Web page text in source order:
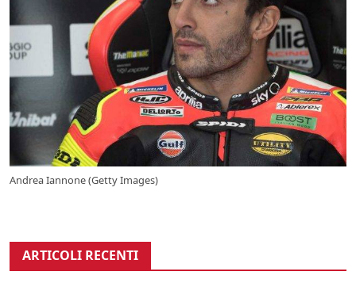
Andrea Iannone (Getty Images)
ARTICOLI RECENTI